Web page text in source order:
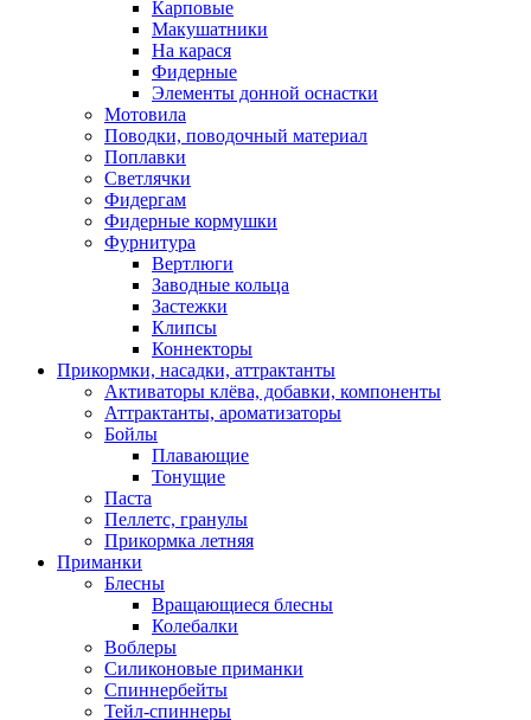
Карповые
Макушатники
На карася
Фидерные
Элементы донной оснастки
Мотовила
Поводки, поводочный материал
Поплавки
Светлячки
Фидергам
Фидерные кормушки
Фурнитура
Вертлюги
Заводные кольца
Застежки
Клипсы
Коннекторы
Прикормки, насадки, аттрактанты
Активаторы клёва, добавки, компоненты
Аттрактанты, ароматизаторы
Бойлы
Плавающие
Тонущие
Паста
Пеллетс, гранулы
Прикормка летняя
Приманки
Блесны
Вращающиеся блесны
Колебалки
Воблеры
Силиконовые приманки
Спиннербейты
Тейл-спиннеры